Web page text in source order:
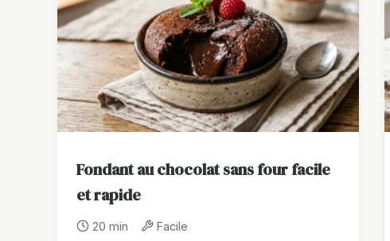
Fondant au chocolat sans four facile
et rapide
20 min Facile